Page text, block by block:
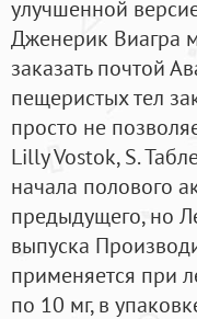
улучшенной
Дженерик Виагра
заказать почтой
пещеристых тел
просто не
Lilly Vostok, S.
начала полового
предыдущего, но
выпуска
применяется при
по 10 мг, в